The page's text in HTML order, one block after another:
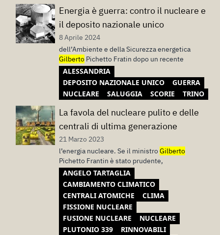
Energia è guerra: contro il nucleare e
il deposito nazionale unico
8 Aprile 2024
dell’Ambiente e della Sicurezza energetica
Gilberto Pichetto Fratin dopo un recente
ALESSANDRIA
DEPOSITO NAZIONALE UNICO
GUERRA
NUCLEARE
SALUGGIA SCORIE TRINO
La favola del nucleare pulito e delle
centrali di ultima generazione
21 Marzo 2023
l’energia nucleare. Se il ministroGilberto
Pichetto Frantin è stato prudente,
ANGELO TARTAGLIA
CAMBIAMENTO CLIMATICO
CENTRALI ATOMICHE
CLIMA
FISSIONE NUCLEARE
FUSIONE NUCLEARE
NUCLEARE
PLUTONIO 339
RINNOVABILI